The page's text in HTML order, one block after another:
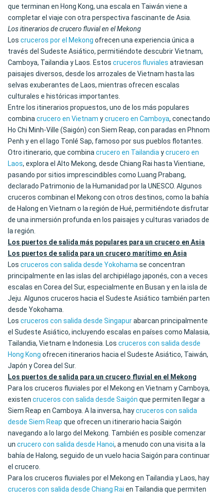
que terminan en Hong Kong, una escala en Taiwán viene a
completar el viaje con otra perspectiva fascinante de Asia.
Los itinerarios de crucero fluvial en el Mekong
Los cruceros por el Mekong ofrecen una experiencia única a
través del Sudeste Asiático, permitiéndote descubrir Vietnam,
Camboya, Tailandia y Laos. Estos cruceros fluviales atraviesan
paisajes diversos, desde los arrozales de Vietnam hasta las
selvas exuberantes de Laos, mientras ofrecen escalas
culturales e históricas importantes.
Entre los itinerarios propuestos, uno de los más populares
combinacrucero en Vietnam ycrucero en Camboya, conectando
Ho Chi Minh-Ville (Saigón) con Siem Reap, con paradas en Phnom
Penh y en el lago Tonlé Sap, famoso por sus pueblos flotantes.
Otro itinerario, que combinacrucero en Tailandiaycrucero en
Laos, explora el Alto Mekong, desde Chiang Rai hasta Vientiane,
pasando por sitios imprescindibles como Luang Prabang,
declarado Patrimonio de la Humanidad por la UNESCO. Algunos
cruceros combinan el Mekong con otros destinos, como la bahía
de Halong en Vietnam o la región de Hué, permitiéndote disfrutar
de una inmersión profunda en los paisajes y culturas variados de
la región.
Los puertos de salida más populares para un crucero en Asia
Los puertos de salida para un crucero marítimo en Asia
Los cruceros con salida desde Yokohamase concentran
principalmente en las islas del archipiélago japonés, con a veces
escalas en Corea del Sur, especialmente en Busan y en la isla de
Jeju. Algunos cruceros hacia el Sudeste Asiático también parten
desde Yokohama.
Los cruceros con salida desde Singapurabarcan principalmente
el Sudeste Asiático, incluyendo escalas en países como Malasia,
Tailandia, Vietnam e Indonesia. Los cruceros con salida desde
Hong Kong ofrecen itinerarios hacia el Sudeste Asiático, Taiwán,
Japón y Corea del Sur.
Los puertos de salida para un crucero fluvial en el Mekong
Para los cruceros fluviales por el Mekong en Vietnam y Camboya,
existen cruceros con salida desde Saigón que permiten llegar a
Siem Reap en Camboya. A la inversa, haycruceros con salida
desde Siem Reap que ofrecen un itinerario hacia Saigón
navegando a lo largo del Mekong. También es posible comenzar
un crucero con salida desde Hanoi, a menudo con una visita a la
bahía de Halong, seguido de un vuelo hacia Saigón para continuar
el crucero.
Para los cruceros fluviales por el Mekong en Tailandia y Laos, hay
cruceros con salida desde Chiang Rai en Tailandia que permiten